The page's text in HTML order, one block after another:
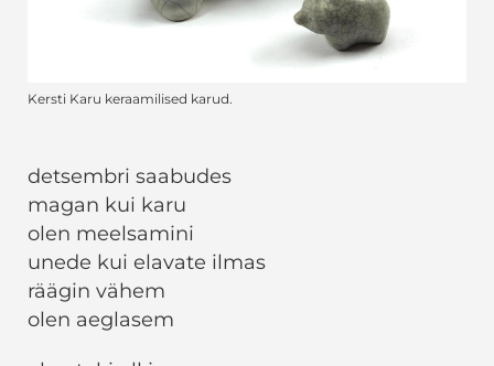
Kersti Karu keraamilised karud.
detsembri saabudes
magan kui karu
olen meelsamini
unede kui elavate ilmas
räägin vähem
olen aeglasem